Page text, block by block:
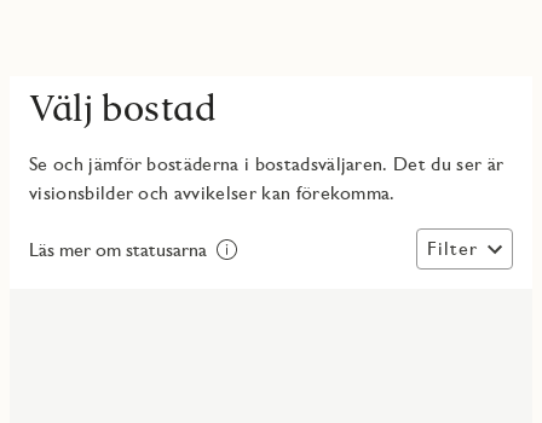
Välj bostad
Se och jämför bostäderna i bostadsväljaren. Det du ser är
visionsbilder och avvikelser kan förekomma.
Läs mer om statusarna Filter